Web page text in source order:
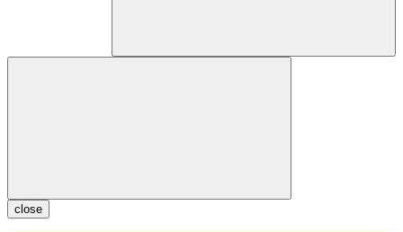
close